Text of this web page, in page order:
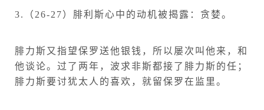
3. （ 26-27）腓利斯心中的动机被揭露：贪婪。
腓力斯又指望保罗送他银钱，所以屡次叫他来，和
他谈论。过了两年，波求非斯都接了腓力斯的任；
腓力斯要讨犹太人的喜欢，就留保罗在监里。